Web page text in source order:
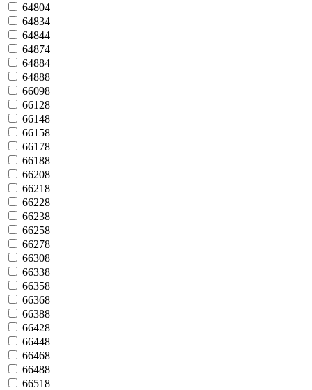
64804
64834
64844
64874
64884
64888
66098
66128
66148
66158
66178
66188
66208
66218
66228
66238
66258
66278
66308
66338
66358
66368
66388
66428
66448
66468
66488
66518